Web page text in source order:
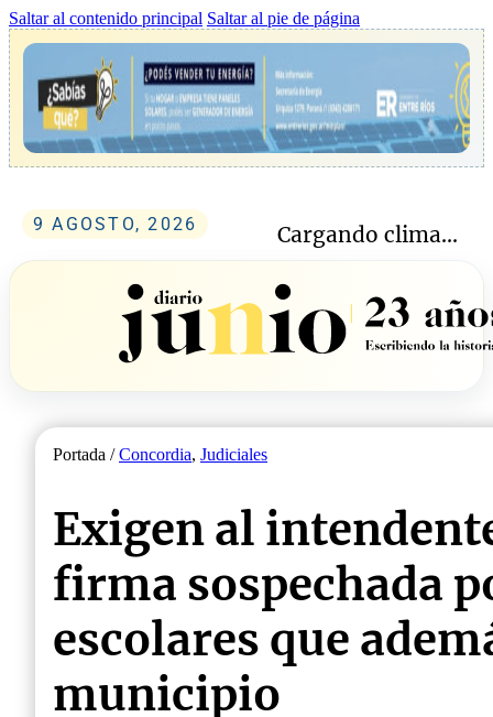
Saltar al contenido principal Saltar al pie de página
9 AGOSTO, 2026 Cargando clima...
Portada /Concordia, Judiciales
Exigen al
firma sospechada
escolares que
municipio